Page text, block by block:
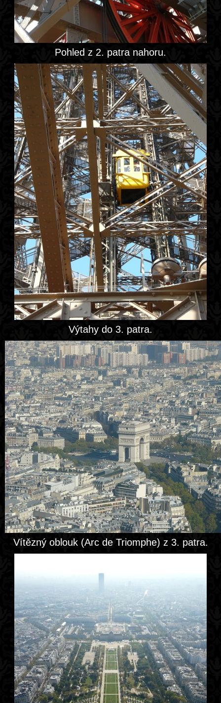
Pohled z 2. patra nahoru.
Výtahy do 3. patra.
Vítězný oblouk (Arc de Triomphe) z 3. patra.